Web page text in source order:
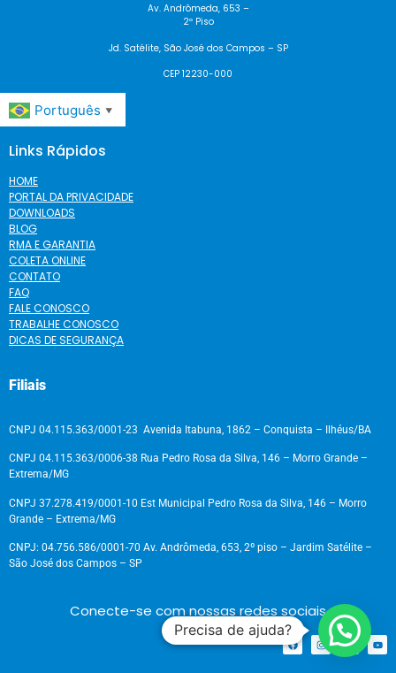
Av. Andrômeda, 653 –
2º Piso
Jd. Satélite, São José dos Campos – SP
CEP 12230-000
Português ▼
Links Rápidos
HOME
PORTAL DA PRIVACIDADE
DOWNLOADS
BLOG
RMA E GARANTIA
COLETA ONLINE
CONTATO
FAQ
FALE CONOSCO
TRABALHE CONOSCO
DICAS DE SEGURANÇA
Filiais
CNPJ 04.115.363/0001-23 Avenida Itabuna, 1862 – Conquista – Ilhéus/BA
CNPJ 04.115.363/0006-38 Rua Pedro Rosa da Silva, 146 – Morro Grande –
Extrema/MG
CNPJ 37.278.419/0001-10 Est Municipal Pedro Rosa da Silva, 146 – Morro
Grande – Extrema/MG
CNPJ: 04.756.586/0001-70 Av. Andrômeda, 653, 2º piso – Jardim Satélite –
São José dos Campos – SP
Conecte-se com nossas redes sociais
Precisa de ajuda?